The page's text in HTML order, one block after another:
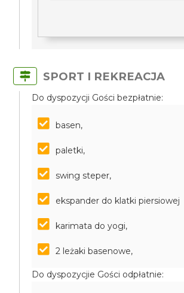
SPORT I REKREACJA
Do dyspozycji Gości bezpłatnie:
basen,
paletki,
swing steper,
ekspander do klatki piersiowej
karimata do yogi,
2 leżaki basenowe,
Do dyspozycjie Gości odpłatnie: